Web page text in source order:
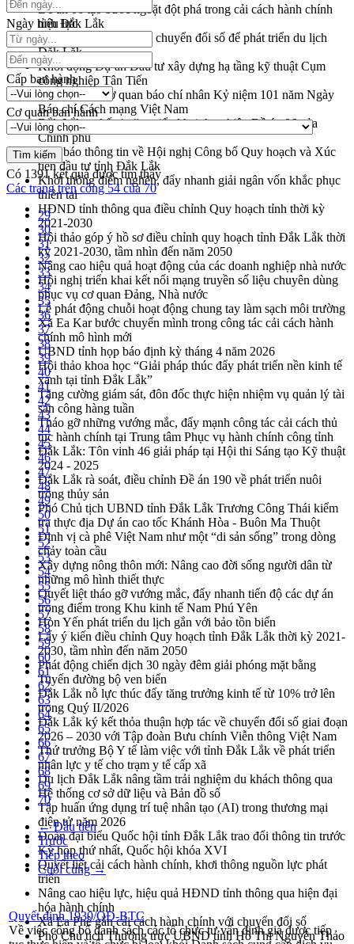
Đề án 06 tạo bước ngoặt đột phá trong cải cách hành chính
tỉnh Đắk Lắk
Kết nối tour, đẩy mạnh chuyển đổi số để phát triển du lịch
Đắk Lắk
Khởi động Dự án Đầu tư xây dựng hạ tầng kỹ thuật Cụm
công nghiệp Tân Tiến
Gặp mặt các cơ quan báo chí nhân Kỷ niệm 101 năm Ngày
Báo chí Cách mạng Việt Nam
Đắk Lắk sơ kết 4 năm triển khai thực hiện Đề án 06 của
Chính phủ
Họp báo thông tin về Hội nghị Công bố Quy hoạch và Xúc
tiến đầu tư tỉnh Đắk Lắk
Khơi thông điểm nghẽn, đẩy nhanh giải ngân vốn khắc phục
thiên tai
HĐND tỉnh thông qua điều chỉnh Quy hoạch tỉnh thời kỳ
2021-2030
Hội thảo góp ý hồ sơ điều chỉnh quy hoạch tỉnh Đắk Lắk thời
kỳ 2021-2030, tầm nhìn đến năm 2050
Nâng cao hiệu quả hoạt động của các doanh nghiệp nhà nước
Hội nghị triển khai kết nối mạng truyền số liệu chuyên dùng
phục vụ cơ quan Đảng, Nhà nước
Lễ phát động chuỗi hoạt động chung tay làm sạch môi trường
Xã Ea Kar bước chuyển mình trong công tác cải cách hành
chính mô hình mới
UBND tỉnh họp báo định kỳ tháng 4 năm 2026
Hội thảo khoa học “Giải pháp thúc đẩy phát triển nền kinh tế
xanh tại tỉnh Đắk Lắk”
Tăng cường giám sát, đôn đốc thực hiện nhiệm vụ quản lý tài
sản công hàng tuần
Tháo gỡ những vướng mắc, đẩy mạnh công tác cải cách thủ
tục hành chính tại Trung tâm Phục vụ hành chính công tỉnh
Đắk Lắk: Tôn vinh 46 giải pháp tại Hội thi Sáng tạo Kỹ thuật
2024 - 2025
Đắk Lắk rà soát, điều chỉnh Đề án 190 về phát triển nuôi
trồng thủy sản
Phó Chủ tịch UBND tỉnh Đắk Lắk Trương Công Thái kiểm
tra thực địa Dự án cao tốc Khánh Hòa - Buôn Ma Thuột
Định vị cà phê Việt Nam như một “di sản sống” trong dòng
chảy toàn cầu
Xây dựng nông thôn mới: Nâng cao đời sống người dân từ
những mô hình thiết thực
Quyết liệt tháo gỡ vướng mắc, đẩy nhanh tiến độ các dự án
trọng điểm trong Khu kinh tế Nam Phú Yên
Hòn Yến phát triển du lịch gắn với bảo tồn biển
Lấy ý kiến điều chỉnh Quy hoạch tỉnh Đắk Lắk thời kỳ 2021-
2030, tầm nhìn đến năm 2050
Phát động chiến dịch 30 ngày đêm giải phóng mặt bằng
Tuyến đường bộ ven biển
Đắk Lắk nỗ lực thúc đẩy tăng trưởng kinh tế từ 10% trở lên
trong Quý II/2026
Đắk Lắk ký kết thỏa thuận hợp tác về chuyển đổi số giai đoạn
2026 – 2030 với Tập đoàn Bưu chính Viễn thông Việt Nam
Thứ trưởng Bộ Y tế làm việc với tỉnh Đắk Lắk về phát triển
nhân lực y tế cho trạm y tế cấp xã
Du lịch Đắk Lắk nâng tầm trải nghiệm du khách thông qua
Hệ thống cơ sở dữ liệu và Bản đồ số
Tập huấn ứng dụng trí tuệ nhân tạo (AI) trong thương mại
điện tử năm 2026
Đoàn đại biểu Quốc hội tỉnh Đắk Lắk trao đổi thông tin trước
Kỳ họp thứ nhất, Quốc hội khóa XVI
Quyết liệt cải cách hành chính, khơi thông nguồn lực phát
triển
Nâng cao hiệu lực, hiệu quả HĐND tỉnh thông qua hiện đại
hóa hành chính
Xã Ea Phê gắn cải cách hành chính với chuyển đổi số
Phó Chủ tịch Thường trực UBND tỉnh Hồ Thị Nguyên Thảo
Ngày hiệu lực
Cấp ban hành
Cơ quan ban hành
Có 1391kết quả được tìm thấy
Các trang trên cổng 54 của 70
29
30
31
32
33
34
35
36
37
38
39
40
41
42
43
44
45
46
47
48
49
50
51
52
53
54
55
56
57
58
59
60
61
62
63
64
65
66
67
68
69
70
← Đầu tiên
Trước
Tiếp theo
Cuối cùng →
Quyết định 1930/QĐ-BTC
Về việc công bố danh sách các tổ chức tư vấn định giá được tiếp